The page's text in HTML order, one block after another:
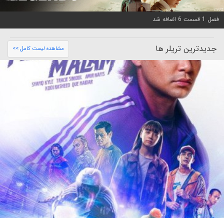
فصل 1 قسمت 6 اضافه شد
جدیدترین تریلر ها مشاهده لیست کامل >>